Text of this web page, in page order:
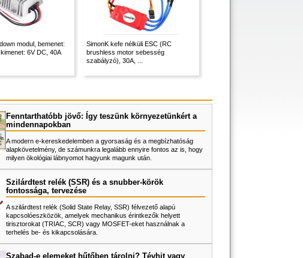
modul, bemenet:
6V DC, 40A
SimonK kefe nélküli ESC (RC
brushless motor sebesség
szabályzó), 30A, ...
Fenntarthatóbb jövő: Így teszünk környezetünkért a
mindennapokban
A modern e-kereskedelemben a gyorsaság és a megbízhatóság
alapkövetelmény, de számunkra legalább ennyire fontos az is, hogy
milyen ökológiai lábnyomot hagyunk magunk után.
Szilárdtest relék (SSR) és a snubber-körök
fontossága, tervezése
A szilárdtest relék (Solid State Relay, SSR) félvezető alapú
kapcsolóeszközök, amelyek mechanikus érintkezők helyett
tirisztorokat (TRIAC, SCR) vagy MOSFET-eket használnak a
terhelés be- és kikapcsolására.
Szabad-e elemeket hűtőben tárolni? Tévhit vagy